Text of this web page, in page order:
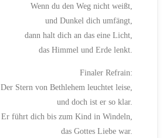
Wenn du den Weg nicht weißt,
und Dunkel dich umfängt,
dann halt dich an das eine Licht,
das Himmel und Erde lenkt.
Finaler Refrain:
Der Stern von Bethlehem leuchtet leise,
und doch ist er so klar.
Er führt dich bis zum Kind in Windeln,
das Gottes Liebe war.